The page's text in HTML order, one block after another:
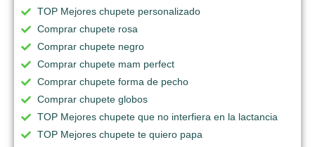
TOP Mejores chupete personalizado
Comprar chupete rosa
Comprar chupete negro
Comprar chupete mam perfect
Comprar chupete forma de pecho
Comprar chupete globos
TOP Mejores chupete que no interfiera en la lactancia
TOP Mejores chupete te quiero papa